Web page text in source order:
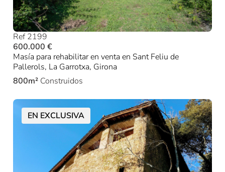
Ref 2199
600.000 €
Masía para rehabilitar en venta en Sant Feliu de
Pallerols, La Garrotxa, Girona
800m² Construidos
EN EXCLUSIVA